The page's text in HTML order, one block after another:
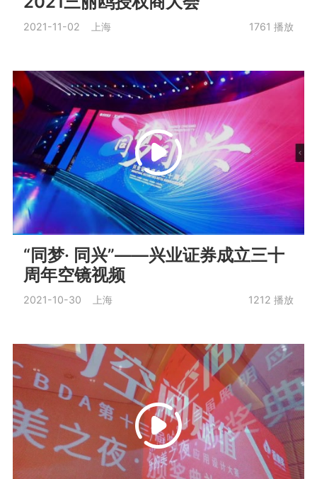
2021-11-02 上海 1761 播放
“同梦· 同兴”——兴业证券成立三十
周年空镜视频
2021-10-30 上海 1212 播放